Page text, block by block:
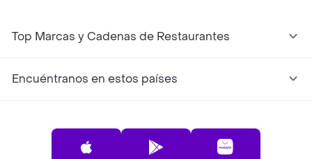
Top Marcas y Cadenas de Restaurantes
Encuéntranos en estos países